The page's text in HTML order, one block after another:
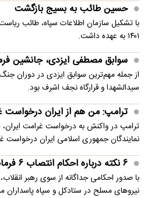
حسین طائب به بسیج بازگشت
۱۴۰۱ به عهده داشت.
سوابق مصطفی ایزدی، جانشین
از جمله مهم‌ترین سوابق ایزدی در دوران
سیدالشهدا و قرارگاه نجف اشرف بود.
ترامپ: من هم از ایران درخواست
ترامپ در واکنش به درخواست غرامت
نمایندگان جمهوری اسلامی ایران درخواست
۶ نکته درباره احکام انتصاب ۶ فرمانده ارشد نیروهای مسلح
نیروهای مسلح در ستادکل و سپاه